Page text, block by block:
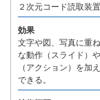
２次元コード読取装
効果
文字や図、写真に重
な動作（スライド）
（アクション）を加
できる。